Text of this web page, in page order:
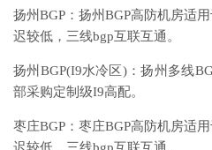
扬州BGP：扬州BGP高防机房适
迟较低，三线bgp互联互通。
扬州BGP(I9水冷区)：扬州多线
部采购定制级I9高配。
枣庄BGP：枣庄BGP高防机房适
迟较低，三线bgp互联互通。